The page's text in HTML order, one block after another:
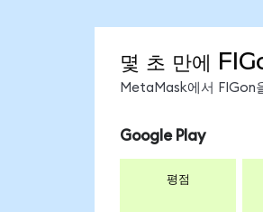
몇 초 만에
MetaMask에서 FIGon
Google Play
평점